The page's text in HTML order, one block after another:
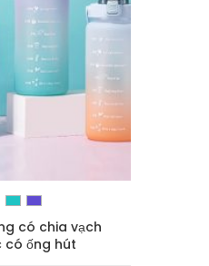
có chia vạch
có ống hút